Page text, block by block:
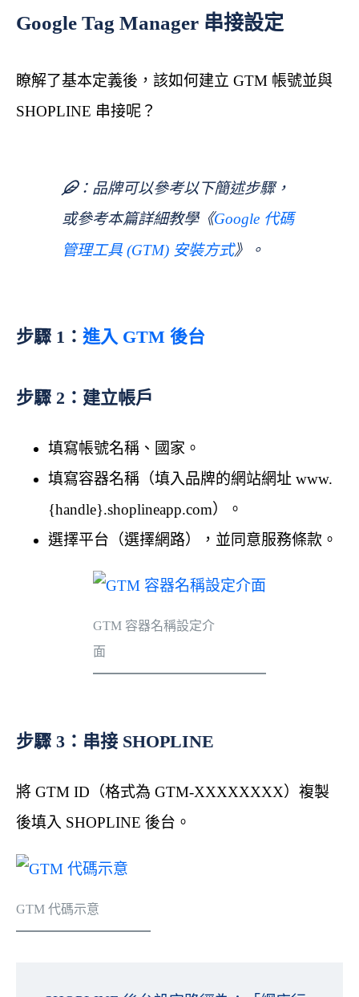
Google Tag Manager 串接設定
瞭解了基本定義後，該如何建立 GTM 帳號並與
SHOPLINE 串接呢？
品牌可以參考以下簡述步驟，
或參考本篇詳細教學《Google 代碼
管理工具 (GTM) 安裝方式》。
步驟 1： 進入 GTM 後台
步驟 2：建立帳戶
填寫帳號名稱、國家。
填寫容器名稱（填入品牌的網站網址 www.
{handle}.shoplineapp.com）。
選擇平台（選擇網路），並同意服務條款。
GTM 容器名稱設定介
面
步驟 3：串接 SHOPLINE
將 GTM ID（格式為 GTM-XXXXXXXX）複製
後填入 SHOPLINE 後台。
GTM 代碼示意